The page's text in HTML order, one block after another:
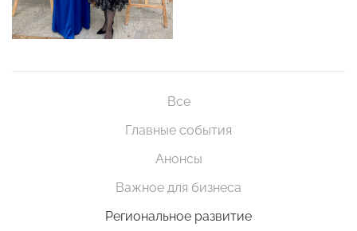
Все
Главные события
Анонсы
Важное для бизнеса
Региональное развитие